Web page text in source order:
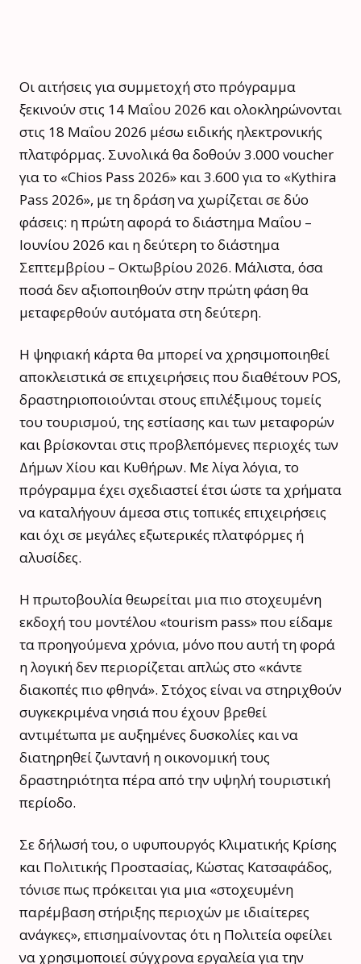
Οι αιτήσεις για συμμετοχή στο πρόγραμμα
ξεκινούν στις 14 Μαΐου 2026 και ολοκληρώνονται
στις 18 Μαΐου 2026 μέσω ειδικής ηλεκτρονικής
πλατφόρμας. Συνολικά θα δοθούν 3.000 voucher
για το «Chios Pass 2026» και 3.600 για το «Kythira
Pass 2026», με τη δράση να χωρίζεται σε δύο
φάσεις: η πρώτη αφορά το διάστημα Μαΐου –
Ιουνίου 2026 και η δεύτερη το διάστημα
Σεπτεμβρίου – Οκτωβρίου 2026. Μάλιστα, όσα
ποσά δεν αξιοποιηθούν στην πρώτη φάση θα
μεταφερθούν αυτόματα στη δεύτερη.
Η ψηφιακή κάρτα θα μπορεί να χρησιμοποιηθεί
αποκλειστικά σε επιχειρήσεις που διαθέτουν POS,
δραστηριοποιούνται στους επιλέξιμους τομείς
του τουρισμού, της εστίασης και των μεταφορών
και βρίσκονται στις προβλεπόμενες περιοχές των
Δήμων Χίου και Κυθήρων. Με λίγα λόγια, το
πρόγραμμα έχει σχεδιαστεί έτσι ώστε τα χρήματα
να καταλήγουν άμεσα στις τοπικές επιχειρήσεις
και όχι σε μεγάλες εξωτερικές πλατφόρμες ή
αλυσίδες.
Η πρωτοβουλία θεωρείται μια πιο στοχευμένη
εκδοχή του μοντέλου «tourism pass» που είδαμε
τα προηγούμενα χρόνια, μόνο που αυτή τη φορά
η λογική δεν περιορίζεται απλώς στο «κάντε
διακοπές πιο φθηνά». Στόχος είναι να στηριχθούν
συγκεκριμένα νησιά που έχουν βρεθεί
αντιμέτωπα με αυξημένες δυσκολίες και να
διατηρηθεί ζωντανή η οικονομική τους
δραστηριότητα πέρα από την υψηλή τουριστική
περίοδο.
Σε δήλωσή του, ο υφυπουργός Κλιματικής Κρίσης
και Πολιτικής Προστασίας, Κώστας Κατσαφάδος,
τόνισε πως πρόκειται για μια «στοχευμένη
παρέμβαση στήριξης περιοχών με ιδιαίτερες
ανάγκες», επισημαίνοντας ότι η Πολιτεία οφείλει
να χρησιμοποιεί σύγχρονα εργαλεία για την